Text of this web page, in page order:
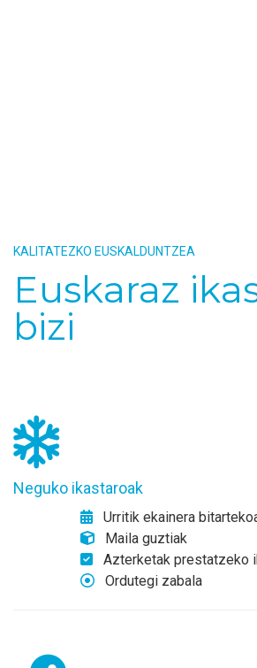
KALITATEZKO EUSKALDUNTZEA
Euskaraz
bizi
Neguko ikastaroak
Urritik ekainera
Maila guztiak
Azterketak prestatzeko
Ordutegi zabala